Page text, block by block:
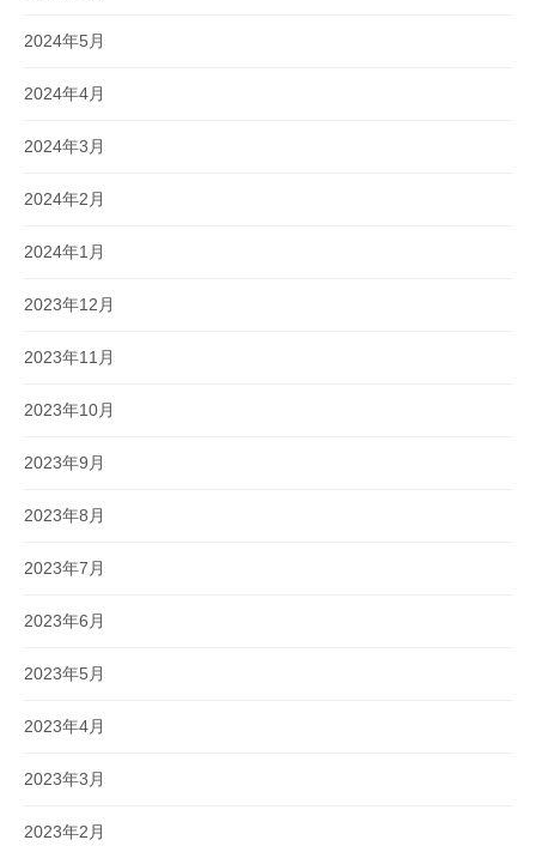
2024年5月
2024年4月
2024年3月
2024年2月
2024年1月
2023年12月
2023年11月
2023年10月
2023年9月
2023年8月
2023年7月
2023年6月
2023年5月
2023年4月
2023年3月
2023年2月